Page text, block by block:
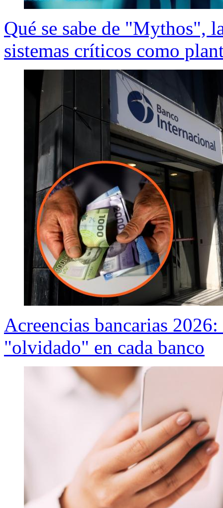
Qué se sabe de "Mythos",
sistemas críticos como
Acreencias bancarias
"olvidado" en cada banco